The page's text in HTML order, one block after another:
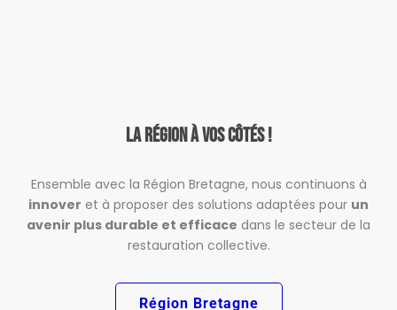
La région à vos côtés !
Ensemble avec la Région Bretagne, nous continuons à
innover et à proposer des solutions adaptées pour un
avenir plus durable et efficace dans le secteur de la
restauration collective.
Région Bretagne